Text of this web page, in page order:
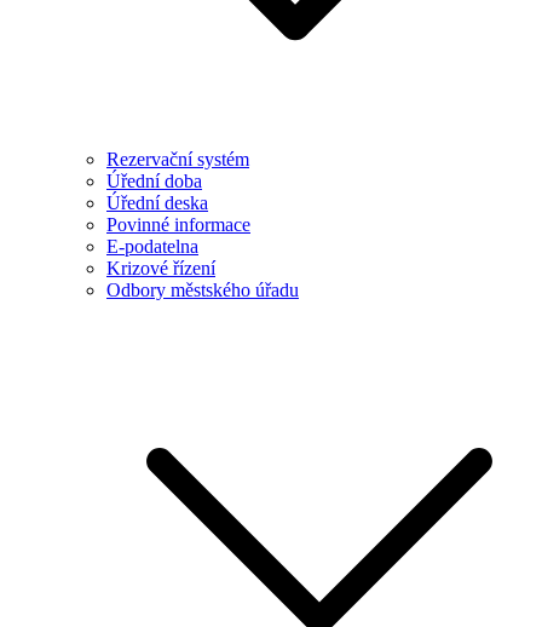
Rezervační systém
Úřední doba
Úřední deska
Povinné informace
E-podatelna
Krizové řízení
Odbory městského úřadu